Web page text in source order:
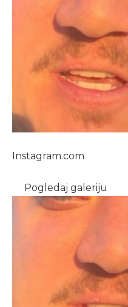
Instagram.com
Pogledaj galeriju